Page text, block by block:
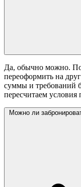
Да, обычно можно.
переоформить на
суммы и требований
пересчитаем
Можно ли